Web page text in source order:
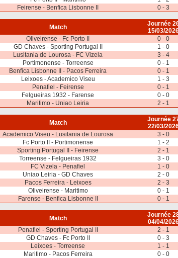
Feirense - Benfica Lisbonne II 0 - 3
Match
Journée
15/03/
Oliveirense - Fc Porto II
0 - 0
GD Chaves - Sporting Portugal II
1 - 0
Lusitania de Lourosa - FC Vizela
3 - 4
Portimonense - Torreense
0 - 1
Benfica Lisbonne II - Pacos Ferreira
0 - 1
Leixoes - Academico Viseu
1 - 3
Penafiel - Feirense
0 - 1
Felgueiras 1932 - Farense
0 - 0
Maritimo - Uniao Leiria 2 - 1
Match
Journée
22/03/
Academico Viseu - Lusitania de Lourosa
3 - 0
Fc Porto II - Portimonense
1 - 2
Sporting Portugal II - Feirense
2 - 1
Torreense - Felgueiras 1932
3 - 0
FC Vizela - Penafiel
1 - 0
Uniao Leiria - GD Chaves
2 - 0
Pacos Ferreira - Leixoes
2 - 3
Oliveirense - Maritimo
0 - 1
Farense - Benfica Lisbonne II 0 - 1
Match
Journée
04/04/
Penafiel - Sporting Portugal II
2 - 1
GD Chaves - Fc Porto II
0 - 3
Leixoes - Torreense
1 - 1
Maritimo - Pacos Ferreira
0 - 0